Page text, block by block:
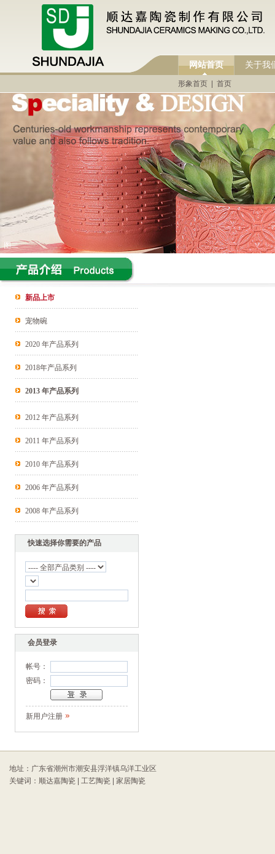
网站首页 关于我
形象首页 首页
图二
新品上市
宠物碗
2020 年产品系列
2018年产品系列
2013 年产品系列
2012 年产品系列
2011 年产品系列
2010 年产品系列
2006 年产品系列
2008 年产品系列
快速选择你需要的产品
会员登录
帐号：
密码：
新用户注册
地址：广东省潮州市潮安县浮洋镇乌洋工业区
关键词：顺达嘉陶瓷 | 工艺陶瓷 | 家居陶瓷